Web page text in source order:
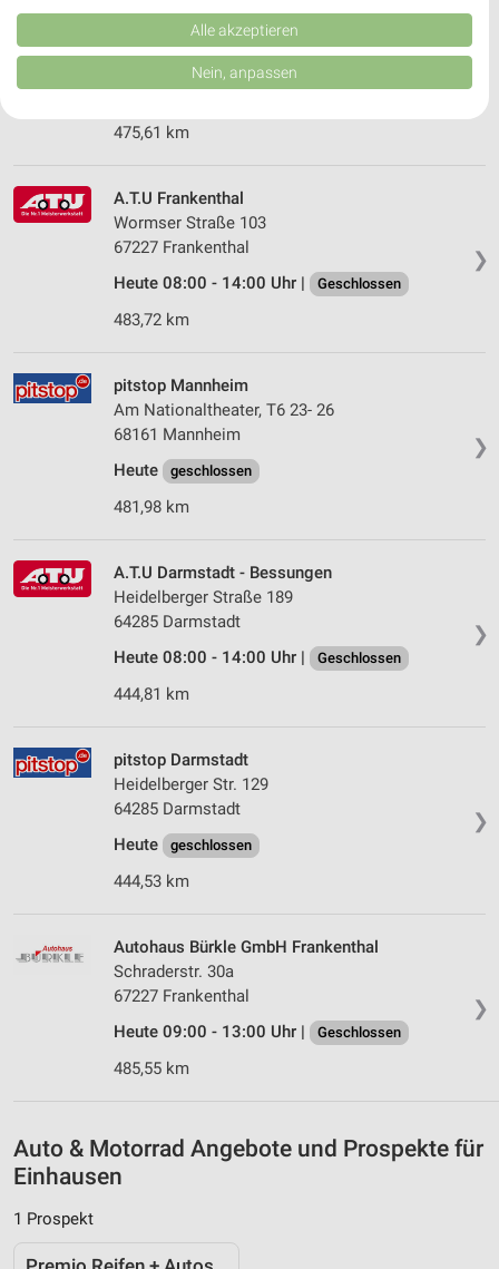
pitstop Mannheim
Spreewaldallee 38- 40
68309 Mannheim
Heute 08:00 - 13:00 Uhr |
475,61 km
❯
A.T.U Frankenthal
Wormser Straße 103
67227 Frankenthal
Heute 08:00 - 14:00 Uhr |
Geschlossen
483,72 km
❯
pitstop Mannheim
Am Nationaltheater, T6 23- 26
68161 Mannheim
Heute
geschlossen
481,98 km
❯
A.T.U Darmstadt - Bessungen
Heidelberger Straße 189
64285 Darmstadt
Heute 08:00 - 14:00 Uhr |
Geschlossen
444,81 km
❯
pitstop Darmstadt
Heidelberger Str. 129
64285 Darmstadt
Heute
geschlossen
444,53 km
❯
Autohaus Bürkle GmbH Frankenthal
Schraderstr. 30a
67227 Frankenthal
Heute 09:00 - 13:00 Uhr |
Geschlossen
485,55 km
Auto & Motorrad Angebote und Prospekte für
Einhausen
1 Prospekt
Kombinationen von Daten aus verschiedenen Quellen. Entwicklung und
Verbesserung der Angebote. Verwendung reduzierter Daten zur Auswahl
von Inhalten.
Daten können außerhalb der Europäischen Union weitergegeben und in die
USA gesendet werden.
Website/App.
Wir nutzen Ihre Daten für folgende Zwecke:
IAB-Verarbeitungszwecke:
Speichern von oder Zugriff auf Informationen
Verwendung reduzierter Daten zur Auswahl von
Werbeanzeigen
Erstellung von Profilen für personalisierte
Werbung
Verwendung von Profilen zur Auswahl
personalisierter Werbung
Erstellung von Profilen zur Personalisierung
Verwendung von Profilen zur Auswahl
personalisierter Inhalte
Messung der Werbeleistung
Quellen
Entwicklung und Verbesserung der Angebote
Verwendung reduzierter Daten zur Auswahl von
Verwendung genauer Standortdaten
Geräte anhand von aktiv angeforderten
Informationen identifizieren
Funktional
Werbung
Alle akzeptieren
Nein, anpassen